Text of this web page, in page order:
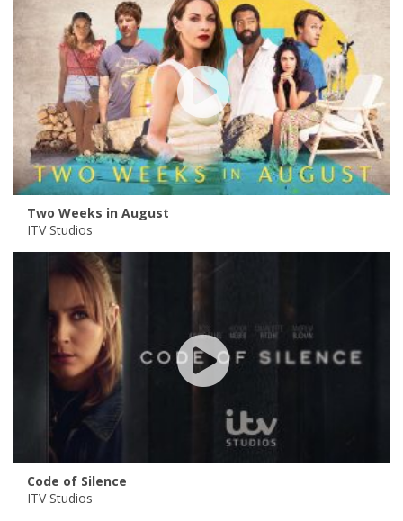
Two Weeks in August
ITV Studios
Code of Silence
ITV Studios